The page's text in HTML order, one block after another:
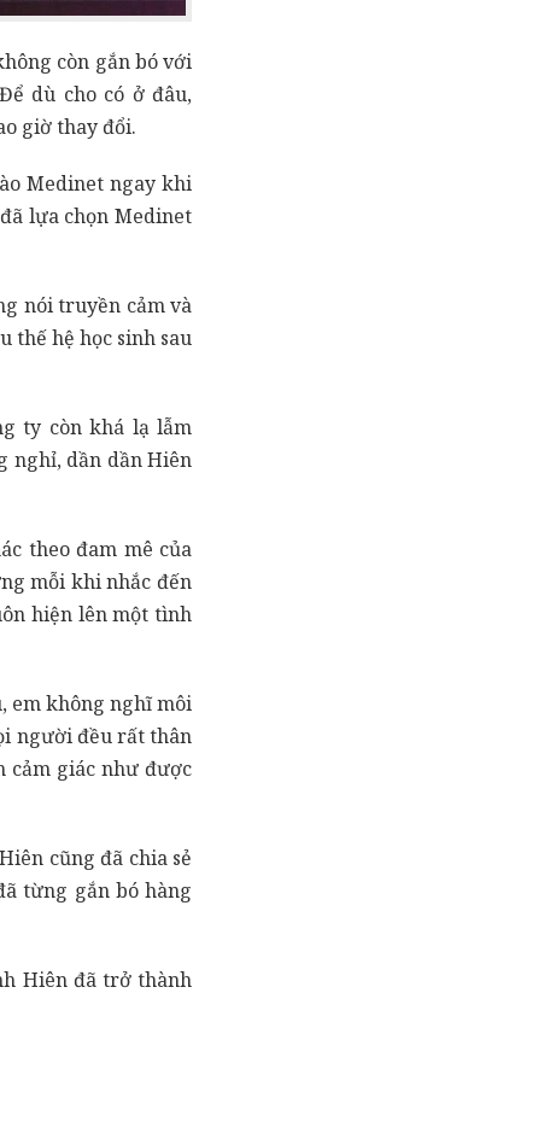
còn gắn bó với
dù cho có ở đâu,
giờ thay đổi.
Medinet ngay khi
lựa chọn Medinet
nói truyền cảm và
thế hệ học sinh sau
ty còn khá lạ lẫm
nghỉ, dần dần Hiên
theo đam mê của
mỗi khi nhắc đến
hiện lên một tình
em không nghĩ môi
người đều rất thân
cảm giác như được
cũng đã chia sẻ
từng gắn bó hàng
Hiên đã trở thành